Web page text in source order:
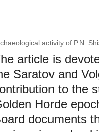
activity of P.N.
article is
Saratov and
to the
Horde
documents